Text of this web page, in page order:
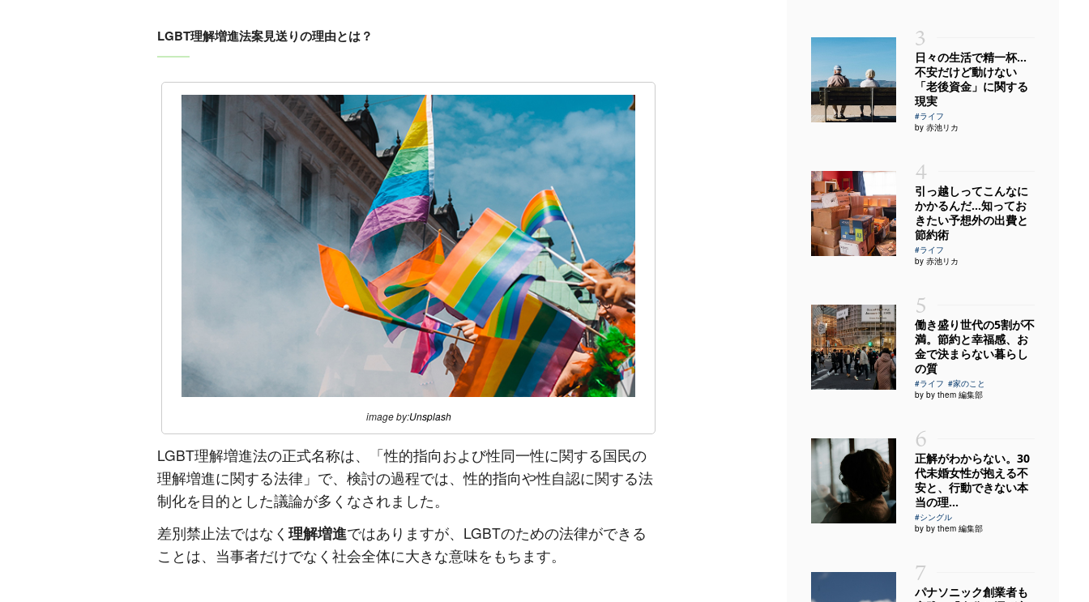
LGBT理解増進法案見送りの理由とは？
image by:Unsplash
LGBT理解増進法の正式名称は、「性的指向および性同一性に関する国民の
理解増進に関する法律」で、検討の過程では、性的指向や性自認に関する法
制化を目的とした議論が多くなされました。
差別禁止法ではなく 理解増進ではありますが、LGBTのための法律ができる
ことは、当事者だけでなく社会全体に大きな意味をもちます。
3
日々の生活で精一杯…
不安だけど動けない
「老後資金」に関する
現実
#ライフ
by 赤池リカ
4
引っ越しってこんなに
かかるんだ…知ってお
きたい予想外の出費と
節約術
#ライフ
by 赤池リカ
5
働き盛り世代の5割が不
満。節約と幸福感、お
金で決まらない暮らし
の質
#ライフ #家のこと
by by them 編集部
6
正解がわからない。30
代未婚女性が抱える不
安と、行動できない本
当の理...
#シングル
by by them 編集部
7
パナソニック創業者も